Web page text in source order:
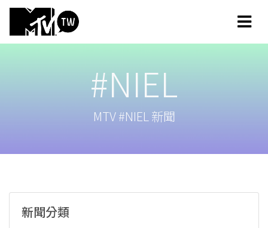
#NIEL
MTV #NIEL 新聞
新聞分類